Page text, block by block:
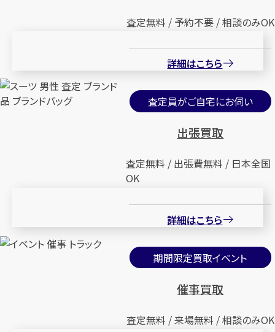
査定無料 / 予約不要 / 相談のみOK
詳細はこちら
査定員がご自宅にお伺い
出張買取
査定無料 / 出張費無料 / 日本全国
OK
詳細はこちら
期間限定買取イベント
催事買取
査定無料 / 来場無料 / 相談のみOK